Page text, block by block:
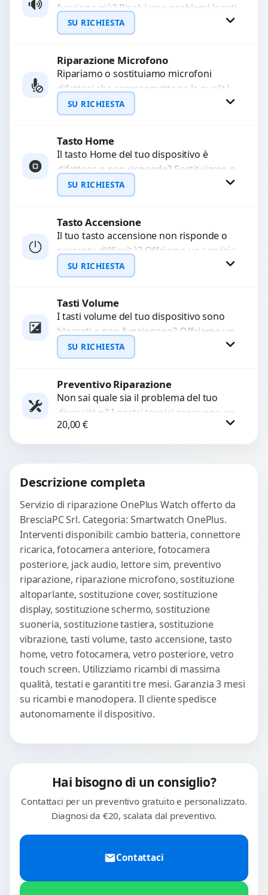
WhatsApp
funziona più? Risolviamo problemi legati
a moduli audio difettosi con interventi
precisi e componenti...
SU RICHIESTA
Richiedi Preventivo
WhatsApp
Riparazione Microfono
Ripariamo o sostituiamo microfoni
difettosi che compromettono la qualità
audio delle registrazioni o delle
chiamate. Diagnosi accurata e ricambi
SU RICHIESTA
Richiedi Preventivo
WhatsApp
Tasto Home
Il tasto Home del tuo dispositivo è
difettoso o non risponde? Sostituiamo o
ripariamo il modulo con componenti di
alta...
SU RICHIESTA
Richiedi Preventivo
WhatsApp
Tasto Accensione
Il tuo tasto accensione non risponde o
presenta difficoltà? Offriamo un servizio
professionale di riparazione o
sostituzione utilizzando componenti di...
SU RICHIESTA
Richiedi Preventivo
WhatsApp
Tasti Volume
I tasti volume del tuo dispositivo sono
bloccati o non funzionano? Offriamo un
servizio di riparazione o sostituzione
con ricambi...
SU RICHIESTA
Richiedi Preventivo
WhatsApp
Preventivo Riparazione
Non sai quale sia il problema del tuo
dispositivo? I nostri tecnici eseguono un
check-up completo con strumenti
avanzati per...
20,00€
Descrizione completa
Servizio di riparazione OnePlus Watch offerto da
BresciaPC Srl. Categoria: Smartwatch OnePlus.
Interventi disponibili: cambio batteria, connettore
ricarica, fotocamera anteriore, fotocamera
posteriore, jack audio, lettore sim, preventivo
riparazione, riparazione microfono, sostituzione
altoparlante, sostituzione cover, sostituzione
display, sostituzione schermo, sostituzione
suoneria, sostituzione tastiera, sostituzione
vibrazione, tasti volume, tasto accensione, tasto
home, vetro fotocamera, vetro posteriore, vetro
touch screen. Utilizziamo ricambi di massima
qualità, testati e garantiti tre mesi. Garanzia 3 mesi
su ricambi e manodopera. Il cliente spedisce
autonomamente il dispositivo.
Hai bisogno di un consiglio?
Contattaci per un preventivo gratuito e personalizzato.
Diagnosi da €20, scalata dal preventivo.
Contattaci